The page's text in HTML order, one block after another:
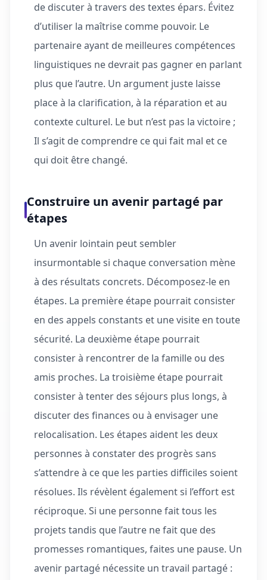
de discuter à travers des textes épars. Évitez
d’utiliser la maîtrise comme pouvoir. Le
partenaire ayant de meilleures compétences
linguistiques ne devrait pas gagner en parlant
plus que l’autre. Un argument juste laisse
place à la clarification, à la réparation et au
contexte culturel. Le but n’est pas la victoire ;
Il s’agit de comprendre ce qui fait mal et ce
qui doit être changé.
Construire un avenir partagé par
étapes
Un avenir lointain peut sembler
insurmontable si chaque conversation mène
à des résultats concrets. Décomposez-le en
étapes. La première étape pourrait consister
en des appels constants et une visite en toute
sécurité. La deuxième étape pourrait
consister à rencontrer de la famille ou des
amis proches. La troisième étape pourrait
consister à tenter des séjours plus longs, à
discuter des finances ou à envisager une
relocalisation. Les étapes aident les deux
personnes à constater des progrès sans
s’attendre à ce que les parties difficiles soient
résolues. Ils révèlent également si l’effort est
réciproque. Si une personne fait tous les
projets tandis que l’autre ne fait que des
promesses romantiques, faites une pause. Un
avenir partagé nécessite un travail partagé :